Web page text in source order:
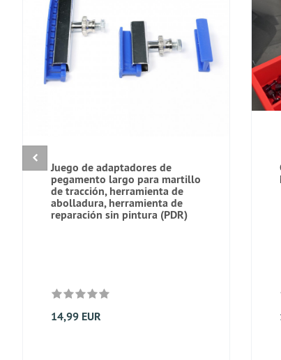
Juego de adaptadores de
pegamento largo para martillo
de tracción, herramienta de
abolladura, herramienta de
reparación sin pintura (PDR)
14,99 EUR